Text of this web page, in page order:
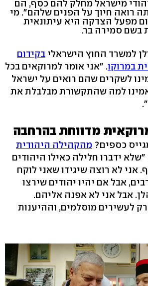
מישראל מחלק להם כסף, הם
רואה חיוך על הפנים שלהם". מי
מפעל הצדקה היא עיתונאית
בשם סמירה בר.
למשרד החוץ הישראלי בקידום
במרוקו. "אני אומר למרוקאים בכל
לשקרים שהם רואים על ישראל
למה שהתקשורת מבלבלת את
מדווחת בהרחבה
כספים? מהקהילה היהודית
"שלא ידברו חלילה כאילו היהודים
אני לא רוצה שיגידו שאני לוקח
אבל אם יהיו יהודים שירצו
אבל אני לא אפנה אליהם.
רק לעשירים מוסלמים, וההיענות